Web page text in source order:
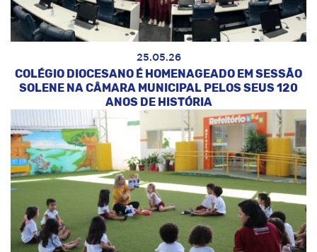
25.05.26
COLÉGIO DIOCESANO É HOMENAGEADO EM SESSÃO
SOLENE NA CÂMARA MUNICIPAL PELOS SEUS 120
ANOS DE HISTÓRIA